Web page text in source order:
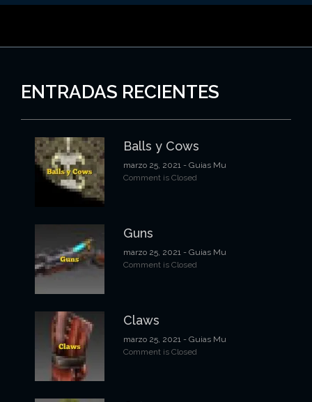
a
i
ó
e
n
t
r
a
ENTRADAS RECIENTES
Balls y Cows
marzo 25, 2021 - Guias Mu
Comment is Closed
Guns
marzo 25, 2021 - Guias Mu
Comment is Closed
Claws
marzo 25, 2021 - Guias Mu
Comment is Closed